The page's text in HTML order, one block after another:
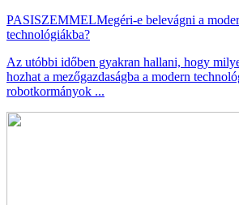
PASISZEMMELMegéri-e belevágni a
technológiákba?
Az utóbbi időben gyakran hallani, hogy
hozhat a mezőgazdaságba a modern
robotkormányok ...